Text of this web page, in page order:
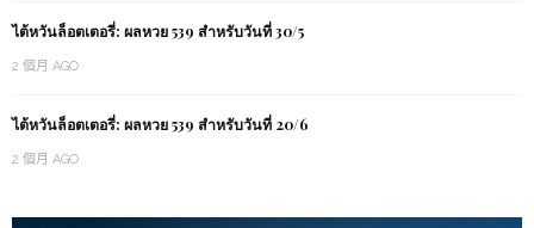
ไต้หวันล็อตเตอรี่: ผลหวย 539 สำหรับวันที่ 30/5
2 個月 AGO
ไต้หวันล็อตเตอรี่: ผลหวย 539 สำหรับวันที่ 20/6
2 個月 AGO